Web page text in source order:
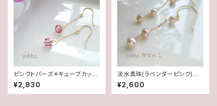
ピンクトパーズ＊キューブカット1
4Kgfピアス
¥2,830
淡水真珠(ラベンダーピンク)＊
グリッターピアス(14Kgf)
¥2,600